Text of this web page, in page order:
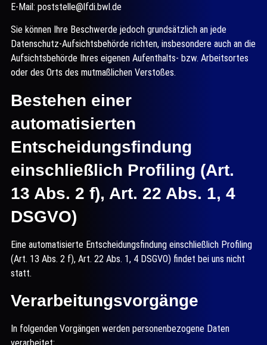
E-Mail: poststelle@lfdi.bwl.de
Sie können Ihre Beschwerde jedoch grundsätzlich an jede
Datenschutz-Aufsichtsbehörde richten, insbesondere auch an die
Aufsichtsbehörde Ihres eigenen Aufenthalts- bzw. Arbeitsortes
oder des Orts des mutmaßlichen Verstoßes.
Bestehen einer
automatisierten
Entscheidungsfindung
einschließlich Profiling (Art.
13 Abs. 2 f), Art. 22 Abs. 1, 4
DSGVO)
Eine automatisierte Entscheidungsfindung einschließlich Profiling
(Art. 13 Abs. 2 f), Art. 22 Abs. 1, 4 DSGVO) findet bei uns nicht
statt.
Verarbeitungsvorgänge
In folgenden Vorgängen werden personenbezogene Daten